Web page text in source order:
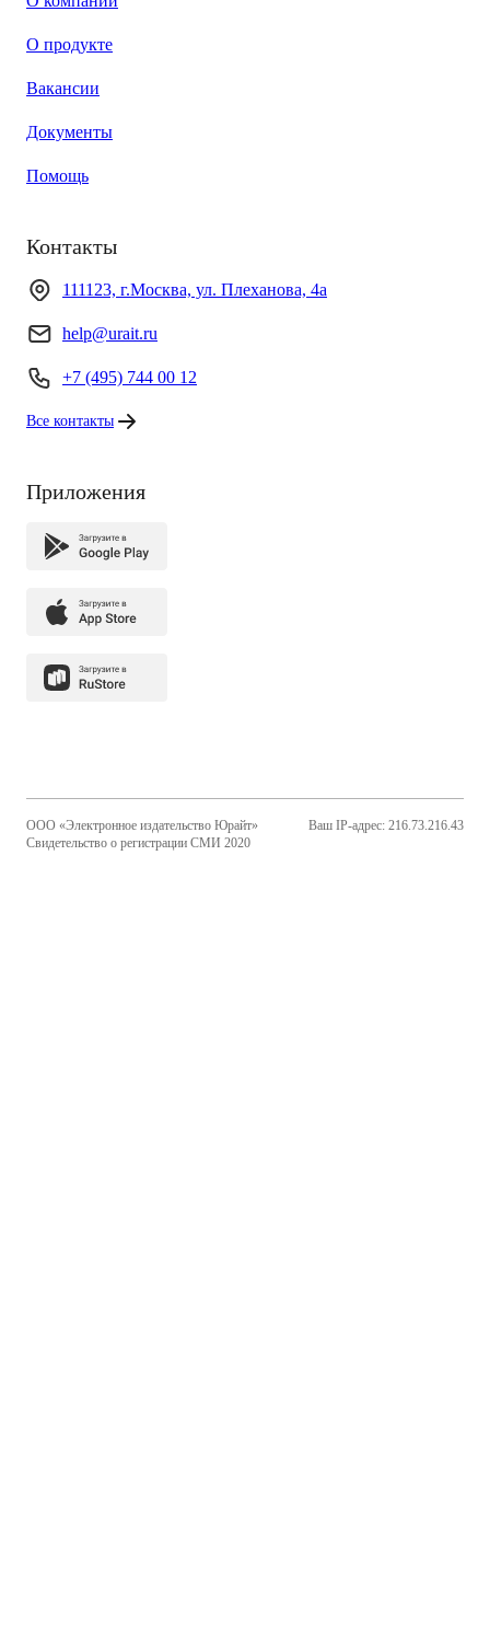
О продукте
Вакансии
Документы
Помощь
Контакты
111123, г.Москва, ул. Плеханова, 4а
help@urait.ru
+7 (495) 744 00 12
Все контакты
Приложения
ООО «Электронное издательство Юрайт»
Свидетельство о регистрации СМИ 2020
Ваш IP-адрес: 216.73.216.43